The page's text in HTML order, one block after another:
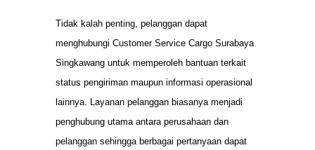
Tidak kalah penting, pelanggan dapat
menghubungi Customer Service Cargo Surabaya
Singkawang untuk memperoleh bantuan terkait
status pengiriman maupun informasi operasional
lainnya. Layanan pelanggan biasanya menjadi
penghubung utama antara perusahaan dan
pelanggan sehingga berbagai pertanyaan dapat